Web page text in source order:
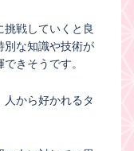
挑戦していくと良
別な知識や技術が
きそうです。
から好かれるタ